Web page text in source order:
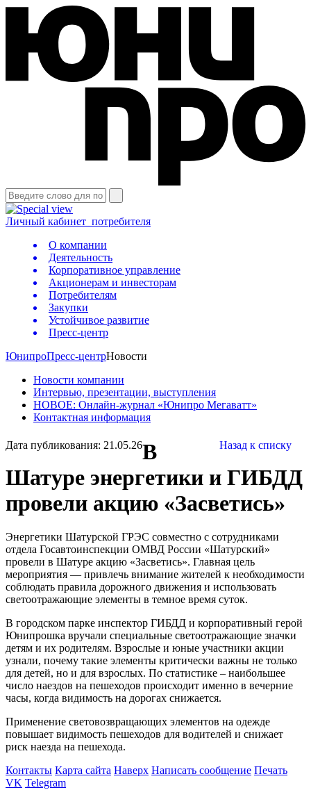
Личный кабинет потребителя
О компании
Деятельность
Корпоративное управление
Акционерам и инвесторам
Потребителям
Закупки
Устойчивое развитие
Пресс-центр
ЮнипроПресс-центрНовости
Новости компании
Интервью, презентации, выступления
НОВОЕ: Онлайн-журнал «Юнипро Мегаватт»
Контактная информация
Дата публикования: 21.05.26 Назад к списку
В
Шатуре энергетики и ГИБДД
провели акцию «Засветись»
Энергетики Шатурской ГРЭС совместно с сотрудниками
отдела Госавтоинспекции ОМВД России «Шатурский»
провели в Шатуре акцию «Засветись». Главная цель
мероприятия — привлечь внимание жителей к необходимости
соблюдать правила дорожного движения и использовать
светоотражающие элементы в темное время суток.
В городском парке инспектор ГИБДД и корпоративный герой
Юнипрошка вручали специальные светоотражающие значки
детям и их родителям. Взрослые и юные участники акции
узнали, почему такие элементы критически важны не только
для детей, но и для взрослых. По статистике – наибольшее
число наездов на пешеходов происходит именно в вечерние
часы, когда видимость на дорогах снижается.
Применение световозвращающих элементов на одежде
повышает видимость пешеходов для водителей и снижает
риск наезда на пешехода.
Контакты Карта сайта Наверх Написать сообщение Печать
VK Telegram